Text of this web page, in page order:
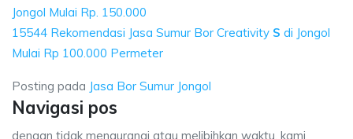
Jongol Mulai Rp. 150.000
15544 Rekomendasi Jasa Sumur Bor Creativity S di Jongol
Mulai Rp 100.000 Permeter
Posting pada Jasa Bor Sumur Jongol
Navigasi pos
dengan tidak mengurangi atau melibihkan waktu, kami